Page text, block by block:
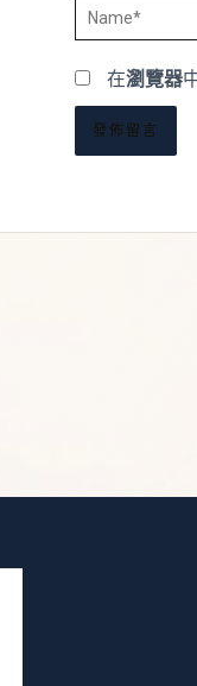
Name*
在瀏覽器